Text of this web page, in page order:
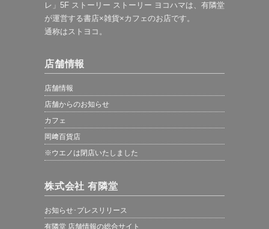
レ」5F ストーリー ストーリー ヨコハマは、有隣堂
が運営する書店×雑貨×カフェのお店です。
通称はストヨコ。
店舗情報
店舗情報
店舗からのお知らせ
カフェ
岡﨑百貨店
※ウエノは閉店いたしました
株式会社 有隣堂
お知らせ･プレスリリース
有隣堂 店舗情報の総合サイト